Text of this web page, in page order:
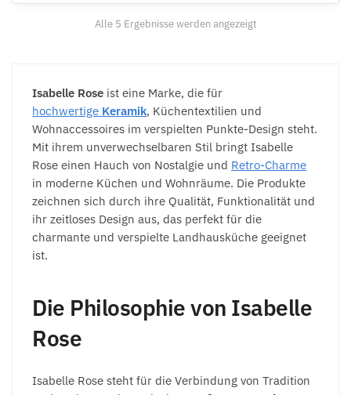
Alle 5 Ergebnisse werden angezeigt
Isabelle Rose ist eine Marke, die für
hochwertige Keramik, Küchentextilien und
Wohnaccessoires im verspielten Punkte-Design steht.
Mit ihrem unverwechselbaren Stil bringt Isabelle
Rose einen Hauch von Nostalgie und Retro-Charme
in moderne Küchen und Wohnräume. Die Produkte
zeichnen sich durch ihre Qualität, Funktionalität und
ihr zeitloses Design aus, das perfekt für die
charmante und verspielte Landhausküche geeignet
ist.
Die Philosophie von Isabelle
Rose
Isabelle Rose steht für die Verbindung von Tradition